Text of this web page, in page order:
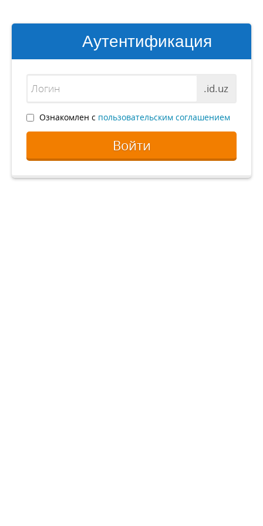
Аутентификация
.id.uz
Ознакомлен с пользовательским соглашением
Войти